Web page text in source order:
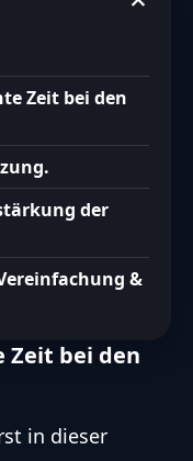
Zeit bei den
der
&
Zeit bei den
in dieser